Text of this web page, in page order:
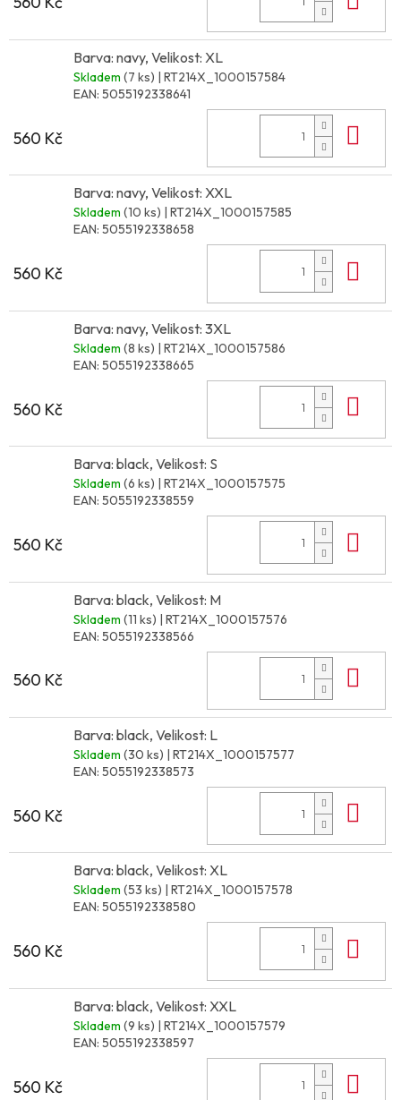
Barva: navy, Velikost: XL
Skladem (7 ks) | RT214X_1000157584
EAN: 5055192338641
560 Kč
Barva: navy, Velikost: XXL
Skladem (10 ks) | RT214X_1000157585
EAN: 5055192338658
560 Kč
Barva: navy, Velikost: 3XL
Skladem (8 ks) | RT214X_1000157586
EAN: 5055192338665
560 Kč
Barva: black, Velikost: S
Skladem (6 ks) | RT214X_1000157575
EAN: 5055192338559
560 Kč
Barva: black, Velikost: M
Skladem (11 ks) | RT214X_1000157576
EAN: 5055192338566
560 Kč
Barva: black, Velikost: L
Skladem (30 ks) | RT214X_1000157577
EAN: 5055192338573
560 Kč
Barva: black, Velikost: XL
Skladem (53 ks) | RT214X_1000157578
EAN: 5055192338580
560 Kč
Barva: black, Velikost: XXL
Skladem (9 ks) | RT214X_1000157579
EAN: 5055192338597
560 Kč